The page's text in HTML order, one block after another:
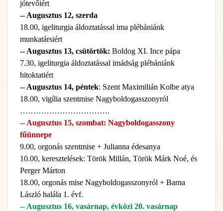
jótevőiért
-- Augusztus 12, szerda
18.00, igeliturgia áldoztatással ima plébániánk
munkatársiért
-- Augusztus 13, csütörtök: Boldog XI. Ince pápa
7.30, igeliturgia áldoztatással imádság plébániánk
hitoktatiért
-- Augusztus 14, péntek: Szent Maximilián Kolbe atya
18.00, vigília szentmise Nagyboldogasszonyról
…………………………….
-- Augusztus 15, szombat: Nagyboldogasszony
fűünnepe
9.00, orgonás szentmise + Julianna édesanya
10.00, keresztelések: Török Millán, Török Márk Noé, és
Perger Márton
18.00, orgonás mise Nagyboldogasszonyról + Barna
László halála 1. évf.
-- Augusztus 16, vasárnap, évközi 20. vasárnap